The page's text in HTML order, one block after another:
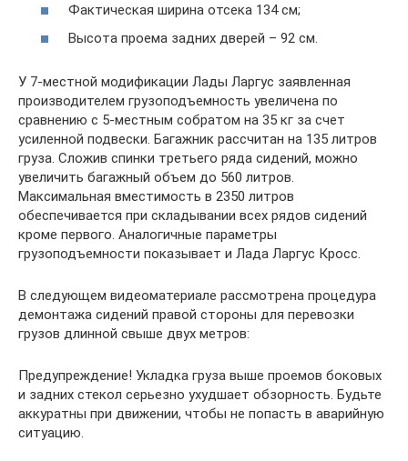
Фактическая ширина отсека 134 см;
Высота проема задних дверей – 92 см.
У 7-местной модификации Лады Ларгус заявленная
производителем грузоподъемность увеличена по
сравнению с 5-местным собратом на 35 кг за счет
усиленной подвески. Багажник рассчитан на 135 литров
груза. Сложив спинки третьего ряда сидений, можно
увеличить багажный объем до 560 литров.
Максимальная вместимость в 2350 литров
обеспечивается при складывании всех рядов сидений
кроме первого. Аналогичные параметры
грузоподъемности показывает и Лада Ларгус Кросс.
В следующем видеоматериале рассмотрена процедура
демонтажа сидений правой стороны для перевозки
грузов длинной свыше двух метров:
Предупреждение! Укладка груза выше проемов боковых
и задних стекол серьезно ухудшает обзорность. Будьте
аккуратны при движении, чтобы не попасть в аварийную
ситуацию.